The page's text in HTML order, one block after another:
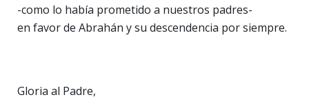
-como lo había prometido a nuestros padres-
en favor de Abrahán y su descendencia por siempre.
Gloria al Padre,